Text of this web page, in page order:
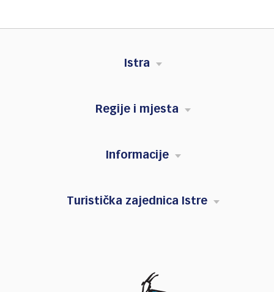
Istra
Regije i mjesta
Informacije
Turistička zajednica Istre